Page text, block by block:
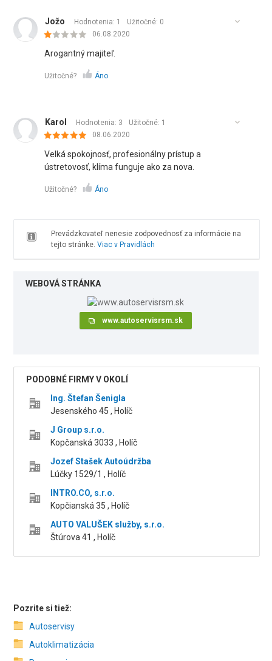
Jožo Hodnotenia: 1 Užitočné: 0
06.08.2020
Arogantný majiteľ.
Užitočné? Áno
Karol Hodnotenia: 3 Užitočné: 1
08.06.2020
Velká spokojnosť, profesionálny prístup a
ústretovosť, klíma funguje ako za nova.
Užitočné? Áno
Prevádzkovateľ nenesie zodpovednosť za informácie na
tejto stránke. Viac v Pravidlách
WEBOVÁ STRÁNKA
www.autoservisrsm.sk
PODOBNÉ FIRMY V OKOLÍ
Ing. Štefan Šenigla
Jesenského 45 , Holíč
J Group s.r.o.
Kopčanská 3033 , Holíč
Jozef Stašek Autoúdržba
Lúčky 1529/1 , Holíč
INTRO.CO, s.r.o.
Kopčianská 35 , Holíč
AUTO VALUŠEK služby, s.r.o.
Štúrova 41 , Holíč
Pozrite si tiež:
Autoservisy
Autoklimatizácia